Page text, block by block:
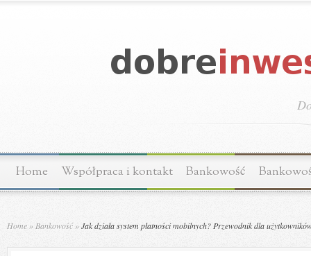
Home Współpraca i kontakt Bankowość
Home » Bankowość »Jak działa system płatności mobilnych? Przewodnik dla